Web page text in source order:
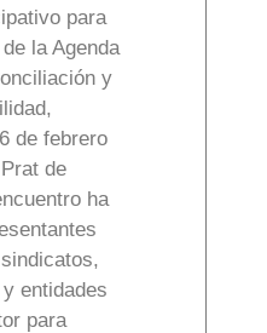
para
la Agenda
y
de febrero
de
ha
entidades
para